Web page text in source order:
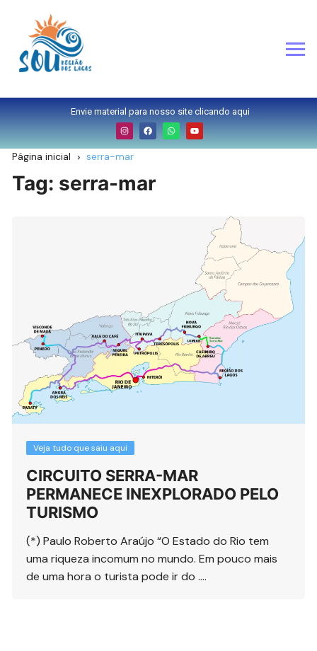
Envie material para nosso site clicando aqui
Página inicial serra-mar
Tag: serra-mar
Veja tudo que saiu aqui
CIRCUITO SERRA-MAR
PERMANECE INEXPLORADO PELO
TURISMO
(*) Paulo Roberto Araújo “O Estado do Rio tem
uma riqueza incomum no mundo. Em pouco mais
de uma hora o turista pode ir do ….